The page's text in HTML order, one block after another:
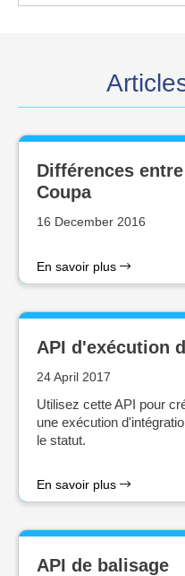
Différences
Coupa
16 December 2016
En savoir plus
API d'exécution
24 April 2017
Utilisez cette API pour
une exécution
le statut.
En savoir plus
API de balisage